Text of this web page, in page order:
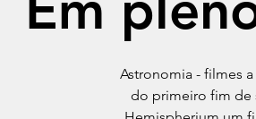
Astronomia - filmes
do primeiro fim de